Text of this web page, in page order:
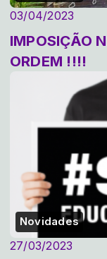
03/04/2023
IMPOSIÇÃO
ORDEM !!!!
Novidades
27/03/2023